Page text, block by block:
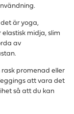
är yoga,
midja, slim
av
rask promenad eller
att vara det
så att du kan